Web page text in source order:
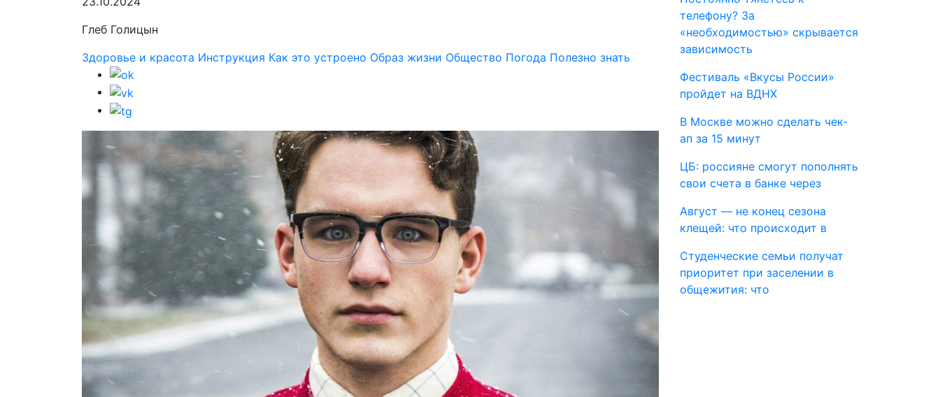
Глеб Голицын
Здоровье и красота Инструкция Как это устроено Образ жизни Общество Погода Полезно знать
телефону? За
«необходимостью» скрывается
зависимость
Фестиваль «Вкусы России»
пройдет на ВДНХ
В Москве можно сделать чек-
ап за 15 минут
ЦБ: россияне смогут пополнять
свои счета в банке через
Август — не конец сезона
клещей: что происходит в
Студенческие семьи получат
приоритет при заселении в
общежития: что